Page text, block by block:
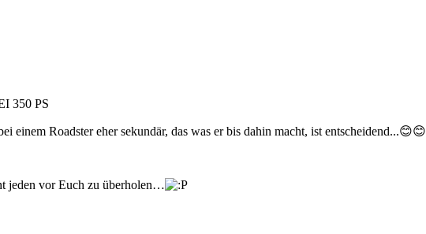
350 PS
einem Roadster eher sekundär, das was er bis dahin macht, ist entscheidend...😊😊
jeden vor Euch zu überholen…